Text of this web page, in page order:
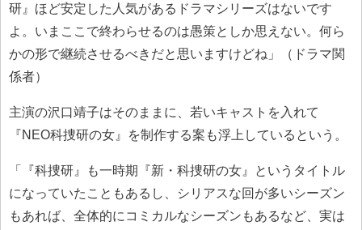
研』ほど安定した人気があるドラマシリーズはないです
よ。いまここで終わらせるのは愚策としか思えない。何ら
かの形で継続させるべきだと思いますけどね」（ドラマ関
係者）
主演の沢口靖子はそのままに、若いキャストを入れて
『NEO科捜研の女』を制作する案も浮上しているという。
「『科捜研』も一時期『新・科捜研の女』というタイトル
になっていたこともあるし、シリアスな回が多いシーズン
もあれば、全体的にコミカルなシーズンもあるなど、実は